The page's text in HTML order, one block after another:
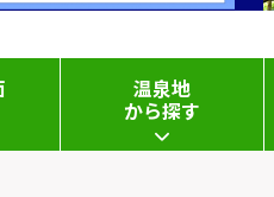
温泉地
から探す